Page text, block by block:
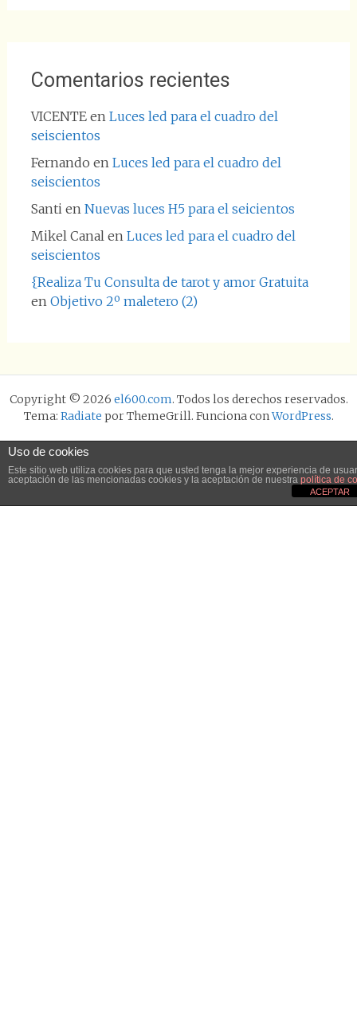
Comentarios recientes
VICENTEen Luces led para el cuadro del
seiscientos
Fernando en Luces led para el cuadro del
seiscientos
Santien Nuevas luces H5 para el seicientos
Mikel Canalen Luces led para el cuadro del
seiscientos
{Realiza Tu Consulta de tarot y amor Gratuita
en Objetivo 2º maletero (2)
Copyright © 2026 el600.com. Todos los derechos reservados.
Tema: Radiate por ThemeGrill. Funciona conWordPress.
Uso de cookies
Este sitio web utiliza cookies para que usted tenga la mejor experiencia de
aceptación de las mencionadas cookies y la aceptación de nuestra política de
ACEPTAR